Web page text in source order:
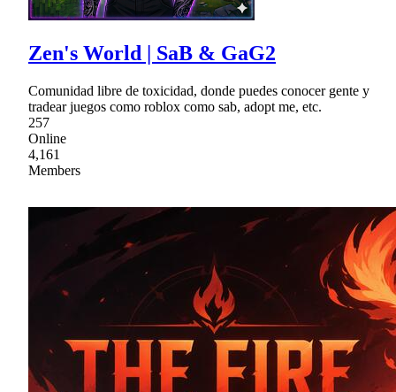
Zen's World | SaB & GaG2
Comunidad libre de toxicidad, donde puedes conocer gente y
tradear juegos como roblox como sab, adopt me, etc.
257
Online
4,161
Members